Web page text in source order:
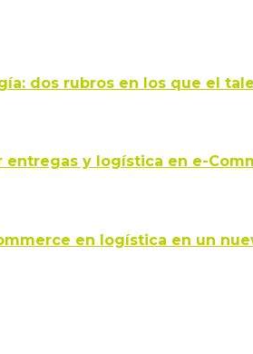
dos rubros en los que el
entregas y logística en e-
en logística en un